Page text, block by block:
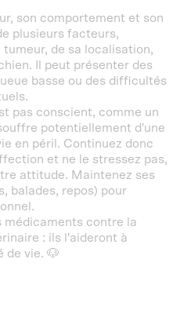
son comportement et son
plusieurs facteurs,
de sa localisation,
Il peut présenter des
basse ou des difficultés
pas conscient, comme un
potentiellement d'une
en péril. Continuez donc
et ne le stressez pas,
attitude. Maintenez ses
balades, repos) pour
médicaments contre la
: ils l'aideront à
de vie. 🐶